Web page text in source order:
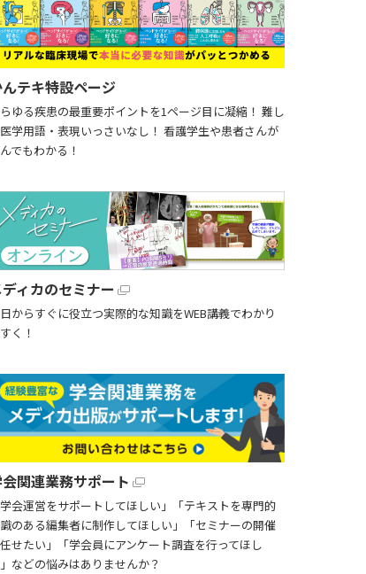
テキ特設ページ
ゆる疾患の最重要ポイントを1ページ目に凝縮！ 難し
学用語・表現いっさいなし！ 看護学生や患者さんが
でもわかる！
ィカのセミナー
からすぐに役立つ実際的な知識をWEB講義でわかり
く！
関連業務サポート
学会運営をサポートしてほしい」「テキストを専門的
のある編集者に制作してほしい」「セミナーの開催
せたい」「学会員にアンケート調査を行ってほし
などの悩みはありませんか？